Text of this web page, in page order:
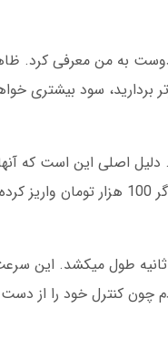
در آن زمان، یک دوست به من
بردارید، سود بیشتری
دلیل اصلی این است که
طول میکشد. این سرعت
در یک ساعت 500 هزار تومان ضرر کردم